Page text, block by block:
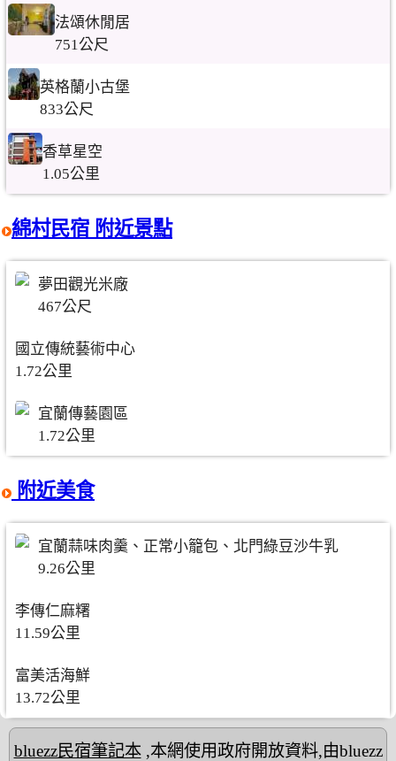
法頌休閒居
751公尺
英格蘭小古堡
833公尺
香草星空
1.05公里
綿村民宿 附近景點
夢田觀光米廠
467公尺
國立傳統藝術中心
1.72公里
宜蘭傳藝園區
1.72公里
附近美食
宜蘭蒜味肉羹、正常小籠包、北門綠豆沙牛乳
9.26公里
李傳仁麻糬
11.59公里
富美活海鮮
13.72公里
bluezz民宿筆記本,本網使用政府開放資料,由bluezz